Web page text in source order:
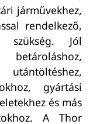
járművekhez,
rendelkező,
szükség. Jól
utántöltéshez,
gyártási
és más
A Thor